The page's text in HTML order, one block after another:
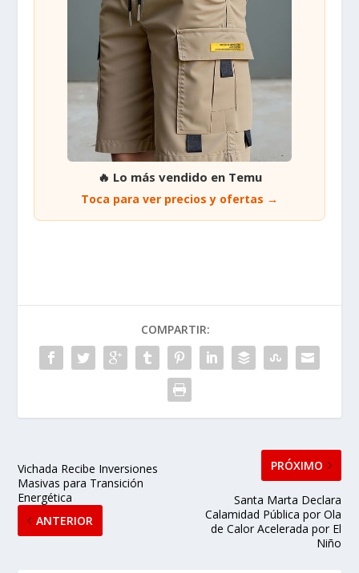
🔥 Lo más vendido en Temu
Toca para ver precios y ofertas →
COMPARTIR:
Vichada Recibe Inversiones
Masivas para Transición
Energética
ANTERIOR
PRÓXIMO
Santa Marta Declara
Calamidad Pública por Ola
de Calor Acelerada por El
Niño